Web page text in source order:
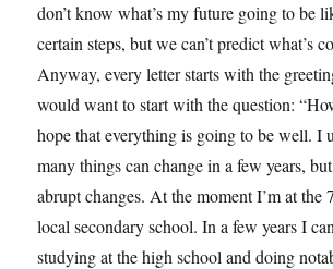
don’t know what’s my future going to be
certain steps, but we can’t predict what’s
Anyway, every letter starts with the
would want to start with the question:
hope that everything is going to be well. I
many things can change in a few years,
abrupt changes. At the moment I’m at the
local secondary school. In a few years I
studying at the high school and doing